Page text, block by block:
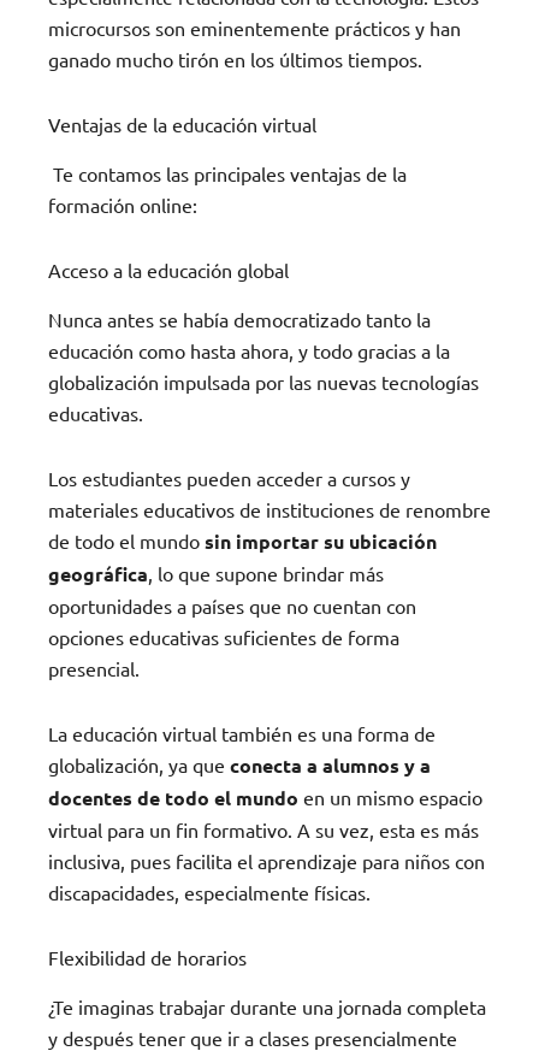
microcursos son eminentemente prácticos y han
ganado mucho tirón en los últimos tiempos.
Ventajas de la educación virtual
Te contamos las principales ventajas de la
formación online:
Acceso a la educación global
Nunca antes se había democratizado tanto la
educación como hasta ahora, y todo gracias a la
globalización impulsada por las nuevas tecnologías
educativas.
Los estudiantes pueden acceder a cursos y
materiales educativos de instituciones de renombre
de todo el mundo sin importar su ubicación
geográfica , lo que supone brindar más
oportunidades a países que no cuentan con
opciones educativas suficientes de forma
presencial.
La educación virtual también es una forma de
globalización, ya que conecta a alumnos y a
docentes de todo el mundo en un mismo espacio
virtual para un fin formativo. A su vez, esta es más
inclusiva, pues facilita el aprendizaje para niños con
discapacidades, especialmente físicas.
Flexibilidad de horarios
¿Te imaginas trabajar durante una jornada completa
y después tener que ir a clases presencialmente